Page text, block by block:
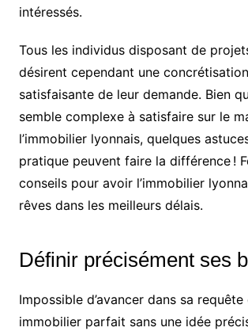
intéressés.
Tous les individus disposant de
désirent cependant une
satisfaisante de leur demande. Bien
semble complexe à satisfaire sur le
l’immobilier lyonnais, quelques
pratique peuvent faire la différence !
conseils pour avoir l’immobilier
rêves dans les meilleurs délais.
Définir précisément ses
Impossible d’avancer dans sa
immobilier parfait sans une idée